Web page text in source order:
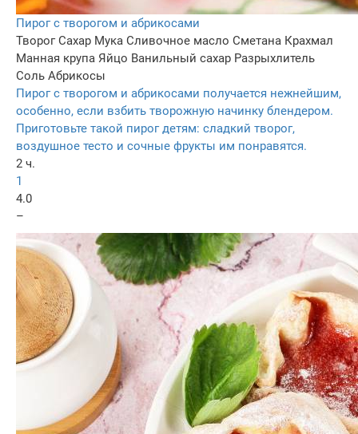
Пирог с творогом и абрикосами
Творог Сахар Мука Сливочное масло Сметана Крахмал
Манная крупа Яйцо Ванильный сахар Разрыхлитель
Соль Абрикосы
Пирог с творогом и абрикосами получается нежнейшим,
особенно, если взбить творожную начинку блендером.
Приготовьте такой пирог детям: сладкий творог,
воздушное тесто и сочные фрукты им понравятся.
2 ч.
1
4.0
–